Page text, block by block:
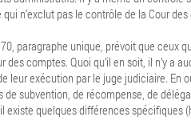
n’exclut pas le contrôle de la Cour
paragraphe unique, prévoit que ceux
des comptes. Quoi qu’il en soit, il n’y a
leur exécution par le juge judiciaire. En
subvention, de récompense, de
existe quelques différences spécifiques